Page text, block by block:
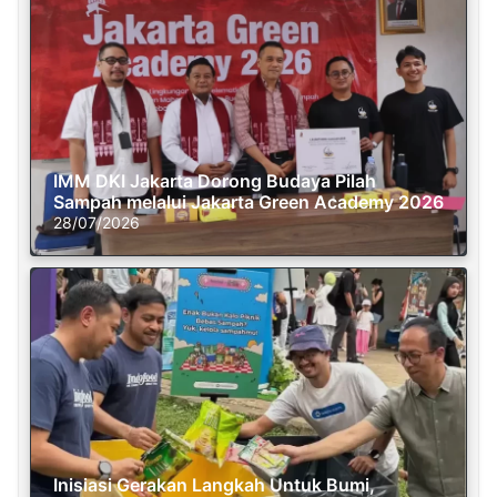
IMM DKI Jakarta Dorong Budaya Pilah
Sampah melalui Jakarta Green Academy 2026
28/07/2026
Inisiasi Gerakan Langkah Untuk Bumi,